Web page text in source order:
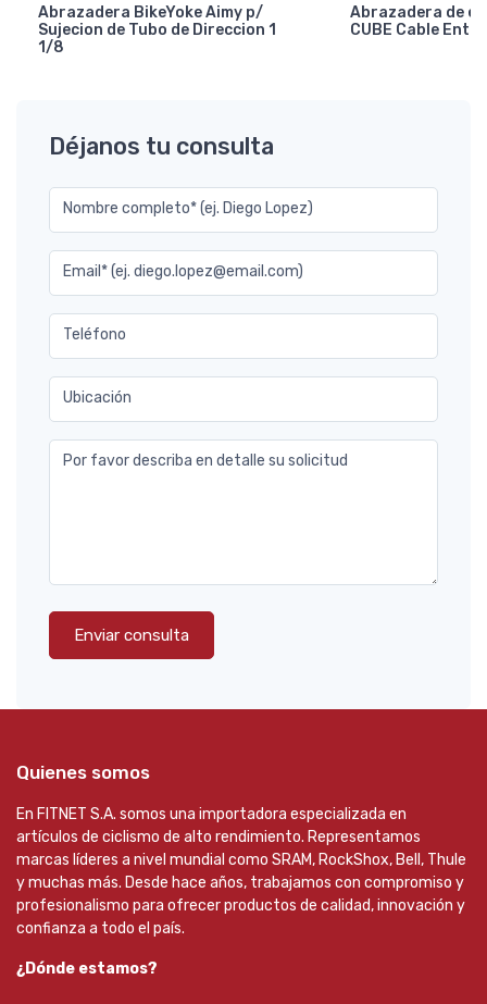
Abrazadera BikeYoke Aimy p/
Sujecion de Tubo de Direccion 1
1/8
Abrazadera de
CUBE Cable
Déjanos tu consulta
Nombre completo* (ej. Diego Lopez)
Email* (ej. diego.lopez@email.com)
Teléfono
Ubicación
Por favor describa en detalle su solicitud
Enviar consulta
Quienes somos
En FITNET S.A. somos una importadora especializada en
artículos de ciclismo de alto rendimiento. Representamos
marcas líderes a nivel mundial como SRAM, RockShox, Bell, Thule
y muchas más. Desde hace años, trabajamos con compromiso y
profesionalismo para ofrecer productos de calidad, innovación y
confianza a todo el país.
¿Dónde estamos?